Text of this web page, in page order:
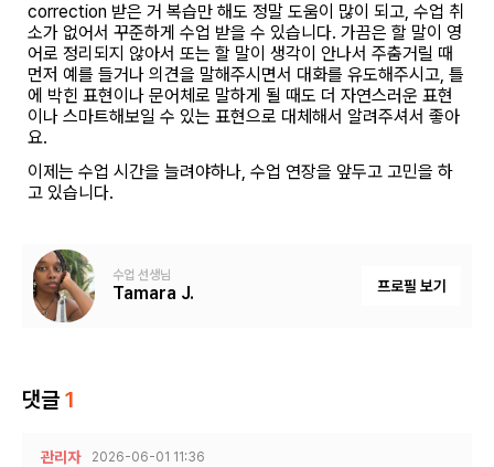
correction 받은 거 복습만 해도 정말 도움이 많이 되고, 수업 취
소가 없어서 꾸준하게 수업 받을 수 있습니다. 가끔은 할 말이 영
어로 정리되지 않아서 또는 할 말이 생각이 안나서 주춤거릴 때
먼저 예를 들거나 의견을 말해주시면서 대화를 유도해주시고, 틀
에 박힌 표현이나 문어체로 말하게 될 때도 더 자연스러운 표현
이나 스마트해보일 수 있는 표현으로 대체해서 알려주셔서 좋아
요.
이제는 수업 시간을 늘려야하나, 수업 연장을 앞두고 고민을 하
고 있습니다.
수업 선생님
Tamara J. 프로필 보기
댓글 1
관리자 2026-06-01 11:36